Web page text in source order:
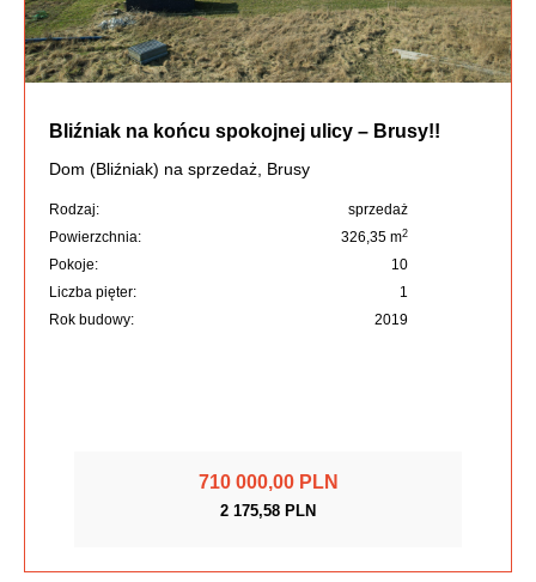
Bliźniak na końcu spokojnej ulicy – Brusy!!
Dom (Bliźniak) na sprzedaż, Brusy
Rodzaj:
sprzedaż
Powierzchnia:
326,35 m2
Pokoje:
10
Liczba pięter:
1
Rok budowy:
2019
710 000,00 PLN
2 175,58 PLN